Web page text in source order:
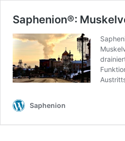
Saphenion®:
Saphenion